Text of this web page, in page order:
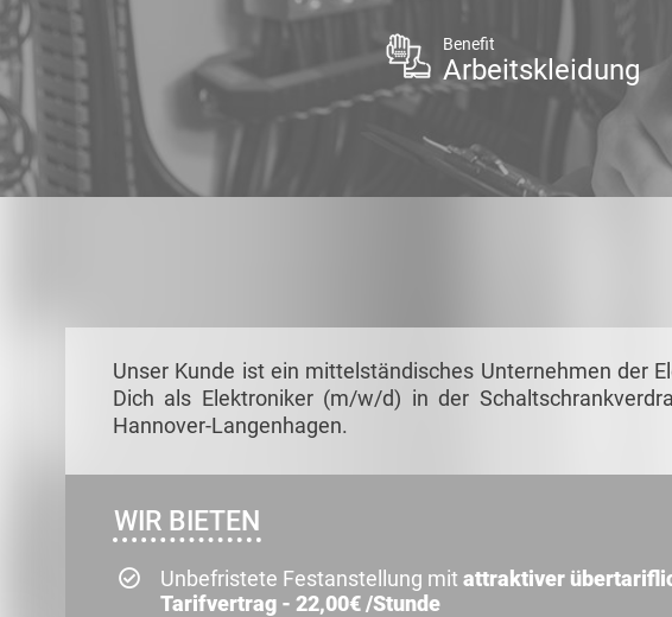
Benefit
Arbeitskleidung
Unser Kunde ist ein mittelständisches Unternehmen der
Dich als Elektroniker (m/w/d) in der
Hannover-Langenhagen.
WIR BIETEN
Unbefristete Festanstellung mit attraktiver
Tarifvertrag - 22,00€ /Stunde